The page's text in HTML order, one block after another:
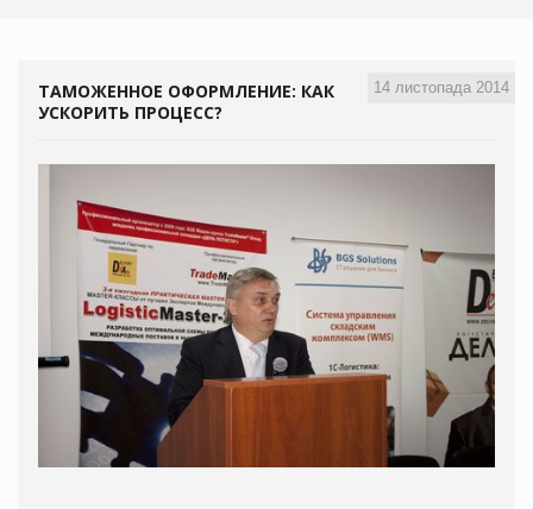
14 листопада 2014
ТАМОЖЕННОЕ ОФОРМЛЕНИЕ: КАК
УСКОРИТЬ ПРОЦЕСС?